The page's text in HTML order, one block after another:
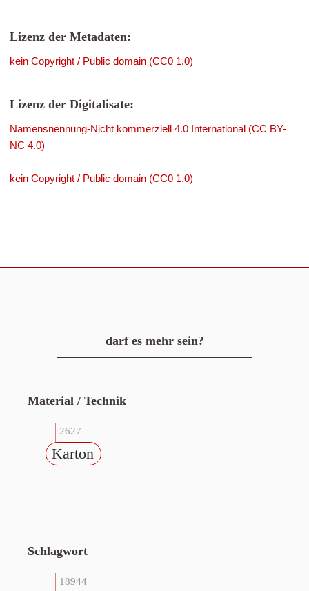
Lizenz der Metadaten:
kein Copyright / Public domain (CC0 1.0)
Lizenz der Digitalisate:
Namensnennung-Nicht kommerziell 4.0 International (CC BY-
NC 4.0)
kein Copyright / Public domain (CC0 1.0)
darf es mehr sein?
Material / Technik
2627
Karton
Schlagwort
18944